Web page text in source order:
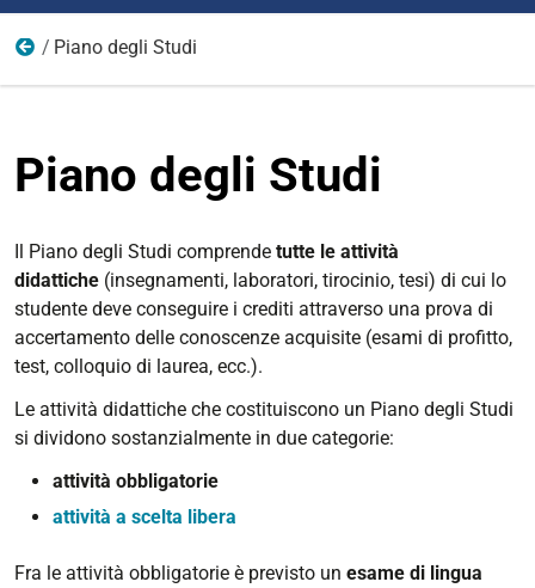
Didattica
Piano degli Studi
Piano degli Studi
Il Piano degli Studi comprende tutte le attività
didattiche (insegnamenti, laboratori, tirocinio, tesi) di cui lo
studente deve conseguire i crediti attraverso una prova di
accertamento delle conoscenze acquisite (esami di profitto,
test, colloquio di laurea, ecc.).
Le attività didattiche che costituiscono un Piano degli Studi
si dividono sostanzialmente in due categorie:
attività obbligatorie
attività a scelta libera
Fra le attività obbligatorie è previsto un esame di lingua